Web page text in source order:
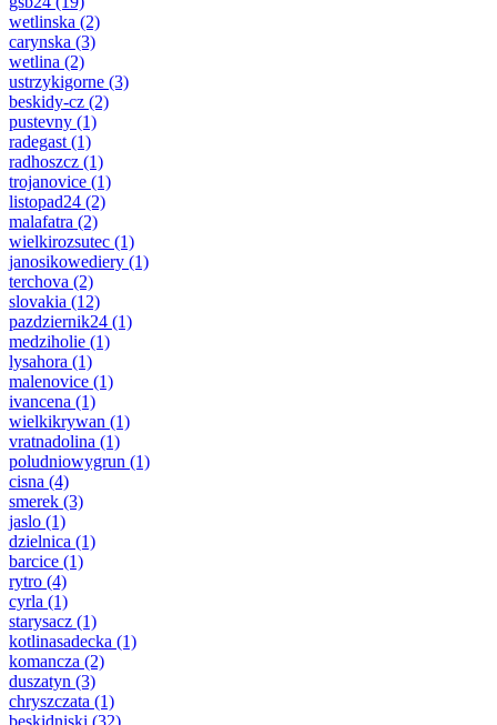
wetlinska (2)
carynska (3)
wetlina (2)
ustrzykigorne (3)
beskidy-cz (2)
pustevny (1)
radegast (1)
radhoszcz (1)
trojanovice (1)
listopad24 (2)
malafatra (2)
wielkirozsutec (1)
janosikowediery (1)
terchova (2)
slovakia (12)
pazdziernik24 (1)
medziholie (1)
lysahora (1)
malenovice (1)
ivancena (1)
wielkikrywan (1)
vratnadolina (1)
poludniowygrun (1)
cisna (4)
smerek (3)
jaslo (1)
dzielnica (1)
barcice (1)
rytro (4)
cyrla (1)
starysacz (1)
kotlinasadecka (1)
komancza (2)
duszatyn (3)
chryszczata (1)
beskidniski (32)